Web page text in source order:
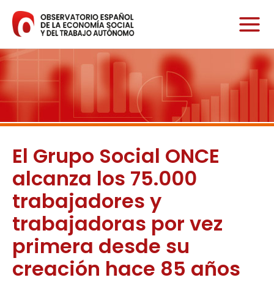
contenido
El Grupo Social ONCE
alcanza los 75.000
trabajadores y
trabajadoras por vez
primera desde su
creación hace 85 años